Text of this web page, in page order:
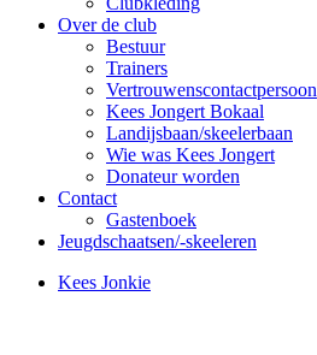
Over de club
Bestuur
Trainers
Vertrouwenscontactpersoon
Kees Jongert Bokaal
Landijsbaan/skeelerbaan
Wie was Kees Jongert
Donateur worden
Contact
Gastenboek
Jeugdschaatsen/-skeeleren
Kees Jonkie